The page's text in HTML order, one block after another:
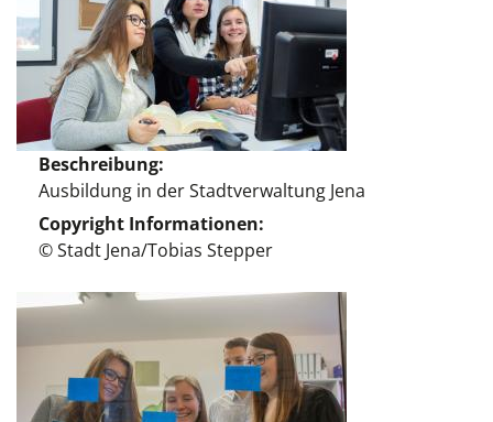
Beschreibung
Ausbildung in der Stadtverwaltung Jena
Copyright Informationen
© Stadt Jena/Tobias Stepper